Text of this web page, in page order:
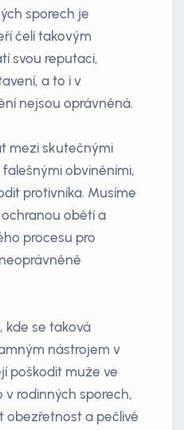
sporech je
čelí takovým
svou reputaci,
a to i v
nejsou oprávněná.
mezi skutečnými
obviněními,
protivníka. Musíme
obětí a
procesu pro
kde se taková
nástrojem v
poškodit muže ve
rodinných sporech,
obezřetnost a pečlivě